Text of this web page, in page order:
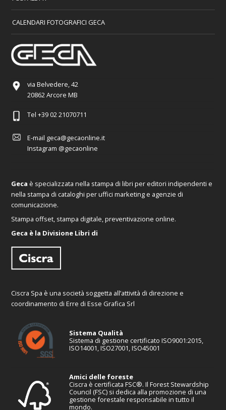
CALENDARI FOTOGRAFICI GECA
via Belvedere, 42
20862 Arcore MB
Tel +39 02 21070711
E-mail geca@gecaonline.it
Instagram @gecaonline
Geca è specializzata nella stampa di libri per editori indipendenti e
nella stampa di cataloghi per uffici marketing e agenzie di
comunicazione.
Stampa offset, stampa digitale, preventivazione online.
Geca è la Divisione Libri di
Ciscra Spa è una società soggetta all’attività di direzione e
coordinamento di Erre di Esse Grafica Srl
Sistema Qualità
Sistema di gestione certificato ISO9001:2015,
ISO14001, ISO27001, ISO45001
Amici delle foreste
Ciscra è certificata FSC®. Il Forest Stewardship
Council (FSC) si dedica alla promozione di una
gestione forestale responsabile in tutto il
mondo.